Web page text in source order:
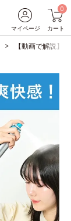
マイページ
0
カート
【動画で解説】